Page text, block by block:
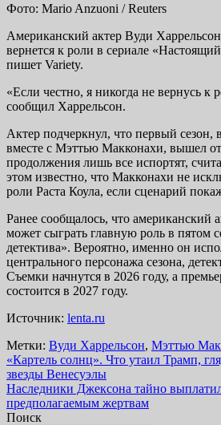
Фото: Mario Anzuoni / Reuters
Американский актер Вуди
вернется к роли в сериале
пишет Variety.
«Если честно, я никогда не вернусь
сообщил Харрельсон.
Актер подчеркнул, что первый сезон,
вместе с Мэттью Макконахи, вышел
продолжения лишь все испортят,
этом известно, что Макконахи не
роли Раста Коула, если сценарий
Ранее сообщалось, что американский
может сыграть главную роль в пятом
детектива». Вероятно, именно он
центрального персонажа сезона,
Съемки начнутся в 2026 году, а
состоится в 2027 году.
Источник: lenta.ru
Метки: Вуди Харрельсон, Мэттью
Навигация
по
записям
«Картель солнц». Что утаил Трамп,
звезды Венесуэлы
Наследники Джексона тайно
предполагаемым жертвам
Поиск